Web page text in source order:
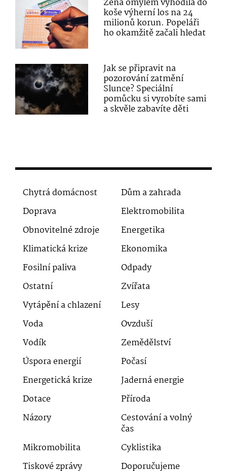
Žena omylem vyhodila do
koše výherní los na 24
milionů korun. Popeláři
ho okamžitě začali hledat
Jak se připravit na
pozorování zatmění
Slunce? Speciální
pomůcku si vyrobíte sami
a skvěle zabavíte děti
Chytrá domácnost
Dům a zahrada
Doprava
Elektromobilita
Obnovitelné zdroje
Energetika
Klimatická krize
Ekonomika
Fosilní paliva
Odpady
Ostatní
Zvířata
Vytápění a chlazení
Lesy
Voda
Ovzduší
Vodík
Zemědělství
Úspora energií
Počasí
Energetická krize
Jaderná energie
Dotace
Příroda
Názory
Cestování a volný
čas
Mikromobilita
Cyklistika
Tiskové zprávy
Doporučujeme